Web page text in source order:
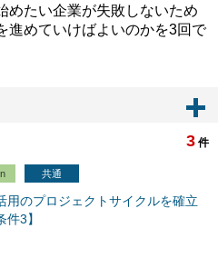
めたい企業が失敗しないため
進めていけばよいのかを3回で
3 件
共通
用のプロジェクトサイクルを確立
件3】